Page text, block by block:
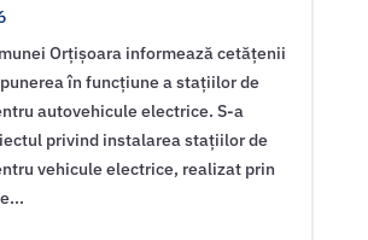
Orțișoara informează cetățenii
în funcțiune a stațiilor de
autovehicule electrice. S-a
privind instalarea stațiilor de
vehicule electrice, realizat prin